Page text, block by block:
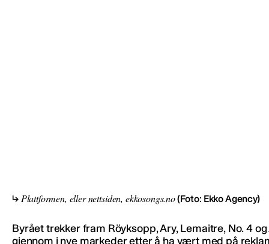
Plattformen, eller nettsiden, ekkosongs.no(Foto: Ekko Agency)
Byrået trekker fram Röyksopp, Ary, Lemaitre, No. 4
gjennom i nye markeder etter å ha vært med på